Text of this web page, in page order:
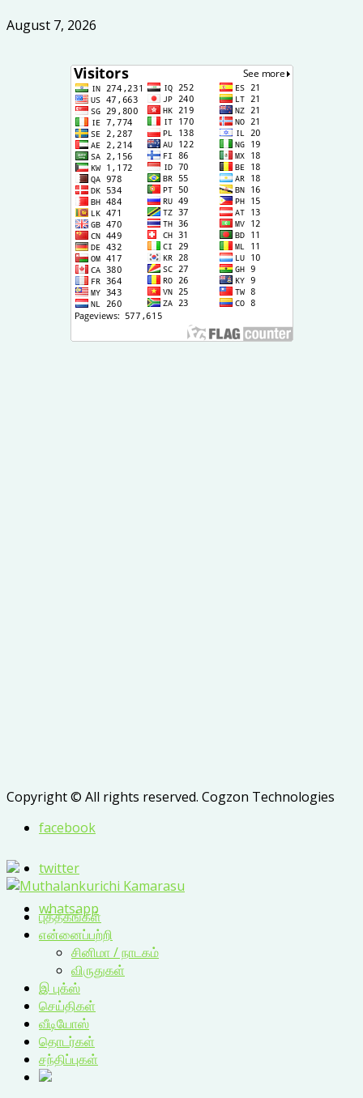
August 7, 2026
Copyright © All rights reserved. Cogzon Technologies
facebook
twitter
whatsapp
புத்தகங்கள்
என்னைப்பற்றி
சினிமா / நாடகம்
விருதுகள்
இ புக்ஸ்
செய்திகள்
வீடியோஸ்
தொடர்கள்
சந்திப்புகள்